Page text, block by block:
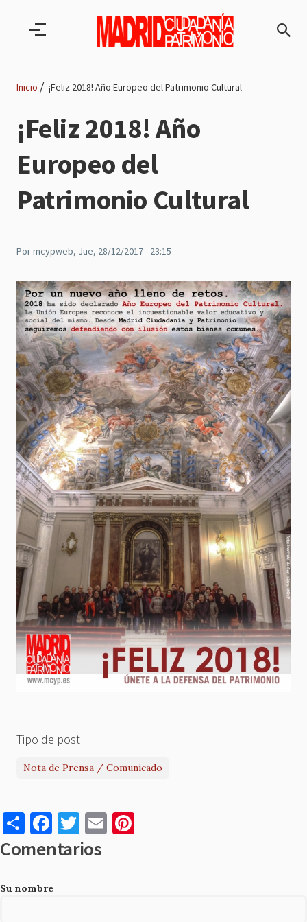
Ruta
de
navegación
Inicio ¡Feliz 2018! Año Europeo del Patrimonio Cultural
¡Feliz 2018! Año
Europeo del
Patrimonio Cultural
Pormcypweb, Jue, 28/12/2017 - 23:15
Tipo de post
Nota de Prensa / Comunicado
S
h
ar
e
F
a
c
e
T
w
it
E
m
Comentarios
Su nombre